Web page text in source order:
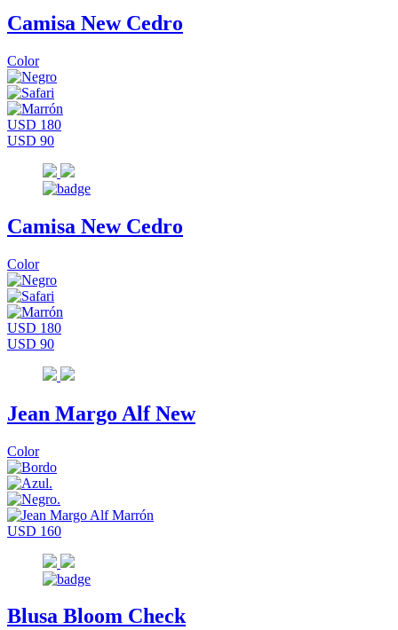
Camisa New Cedro
Color
USD 180
USD 90
Camisa New Cedro
Color
USD 180
USD 90
Jean Margo Alf New
Color
USD 160
Blusa Bloom Check